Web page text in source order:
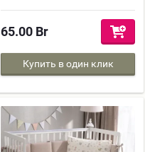
65.00 Br
Купить в один клик